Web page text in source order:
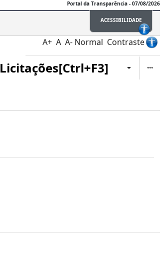
Portal da Transparência - 07/08/2026
ACESSIBILIDADE
A+ A A- Normal Contraste
Licitações[Ctrl+F3]